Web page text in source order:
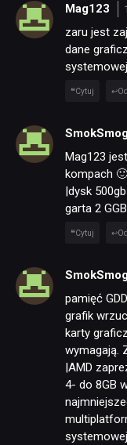
Mag123
zaru jest
dane
Cytuj
Mag123
kompach
|dysk
garta 2
Cytuj
pamięć
grafik
karty
wymagają.
|AMD
4- do 8GB